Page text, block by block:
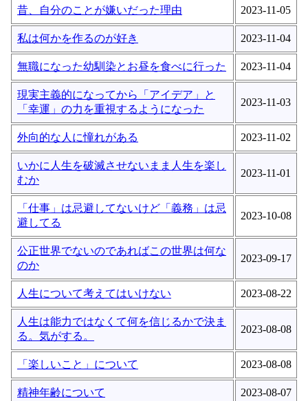
昔、自分のことが嫌いだった理由 2023-11-05
私は何かを作るのが好き 2023-11-04
無職になった幼馴染とお昼を食べに行った 2023-11-04
現実主義的になってから「アイデア」と
「幸運」の力を重視するようになった
2023-11-03
外向的な人に憧れがある 2023-11-02
いかに人生を破滅させないまま人生を楽し
むか
2023-11-01
「仕事」は忌避してないけど「義務」は忌
避してる
2023-10-08
公正世界でないのであればこの世界は何な
のか
2023-09-17
人生について考えてはいけない 2023-08-22
人生は能力ではなくて何を信じるかで決ま
る。気がする。
2023-08-08
「楽しいこと」について 2023-08-08
精神年齢について 2023-08-07